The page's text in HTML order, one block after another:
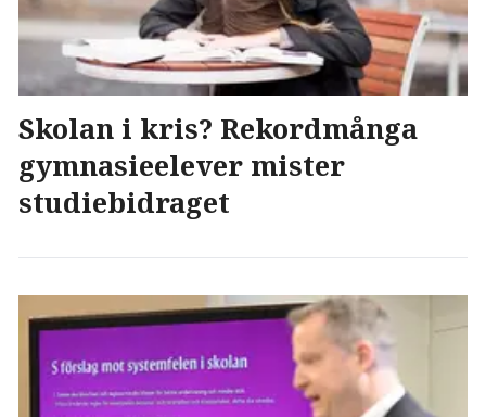
Skolan i kris? Rekordmånga
gymnasieelever mister
studiebidraget